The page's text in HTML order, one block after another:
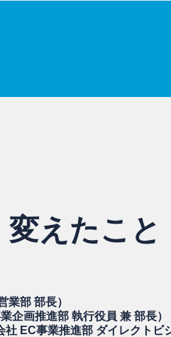
変えたこ
業部 部長）
企画推進部 執行役員 兼 部長）
社 EC事業推進部 ダイレクトビ